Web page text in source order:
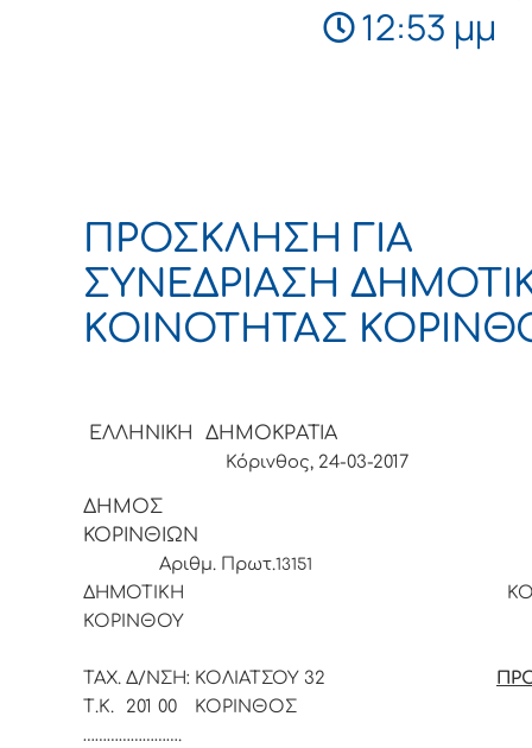
12:53 μμ
ΠΡΟΣΚΛΗΣΗ ΓΙΑ
ΣΥΝΕΔΡΙΑΣΗ
ΚΟΙΝΟΤΗΤΑΣ
ΕΛΛΗΝΙΚΗ
Κόρινθος, 24-03-2017
ΔΗΜΟΣ
Αριθμ. Πρωτ.13151
ΔΗΜΟΤΙΚΗ
ΤΑΧ. Δ/ΝΣΗ: ΚΟΛΙΑΤΣΟΥ 32
Τ.Κ. 201 00 ΚΟΡΙΝΘΟΣ
…………………….